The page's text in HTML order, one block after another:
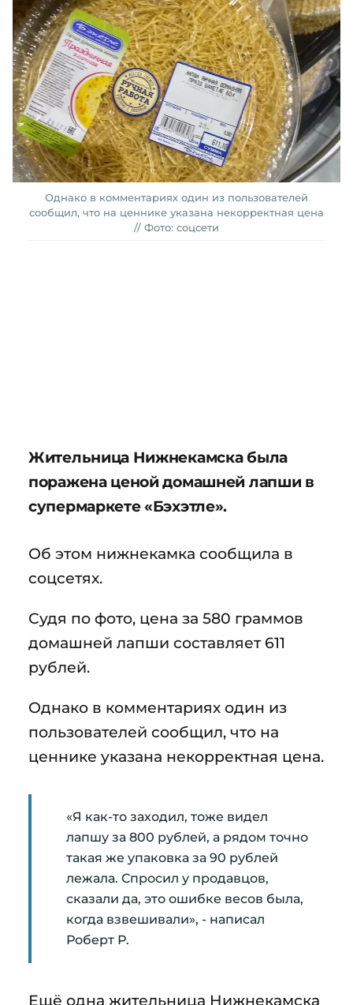
Однако в комментариях один из пользователей
сообщил, что на ценнике указана некорректная цена
// Фото: соцсети
Жительница Нижнекамска была
поражена ценой домашней лапши в
супермаркете «Бэхэтле».
Об этом нижнекамка сообщила в
соцсетях.
Судя по фото, цена за 580 граммов
домашней лапши составляет 611
рублей.
Однако в комментариях один из
пользователей сообщил, что на
ценнике указана некорректная цена.
«Я как-то заходил, тоже видел
лапшу за 800 рублей, а рядом точно
такая же упаковка за 90 рублей
лежала. Спросил у продавцов,
сказали да, это ошибке весов была,
когда взвешивали», - написал
Роберт Р.
Ещё одна жительница Нижнекамска